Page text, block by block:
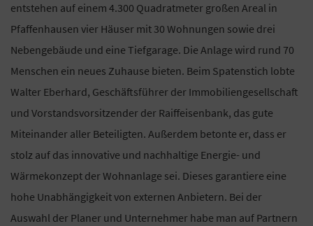
entstehen auf einem 4.300 Quadratmeter großen Areal in
Pfaffenhausen vier Häuser mit 30 Wohnungen sowie drei
Nebengebäude und eine Tiefgarage. Die Anlage wird rund 70
Menschen ein neues Zuhause bieten. Beim Spatenstich lobte
Walter Eberhard, Geschäftsführer der Immobiliengesellschaft
und Vorstandsvorsitzender der Raiffeisenbank, das gute
Miteinander aller Beteiligten. Außerdem betonte er, dass er
stolz auf das innovative und nachhaltige Energie- und
Wärmekonzept der Wohnanlage sei. Dieses garantiere eine
hohe Unabhängigkeit von externen Anbietern. Bei der
Auswahl der Planer und Unternehmer habe man auf Partnern